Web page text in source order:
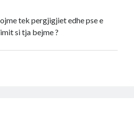
tek pergjigjiet edhe pse e
si tja bejme ?